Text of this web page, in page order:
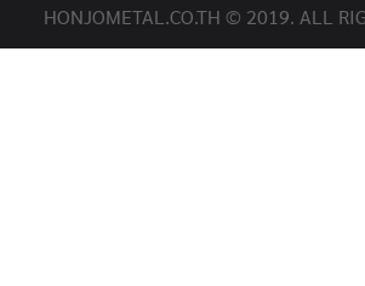
HONJOMETAL.CO.TH © 2019. ALL